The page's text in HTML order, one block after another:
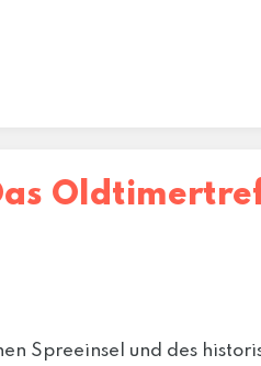
Spreeinsel und des